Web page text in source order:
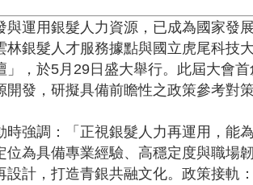
運用銀髮人力資源，已成為國家
銀髮人才服務據點與國立虎尾科技
，於5月29日盛大舉行。此屆大會
發，研擬具備前瞻性之政策參考對策
強調：「正視銀髮人力再運用，
為具備專業經驗、高穩定度與職場
計，打造青銀共融文化。政策接